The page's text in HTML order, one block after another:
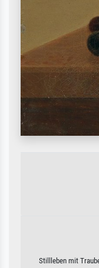
Stillleben mit